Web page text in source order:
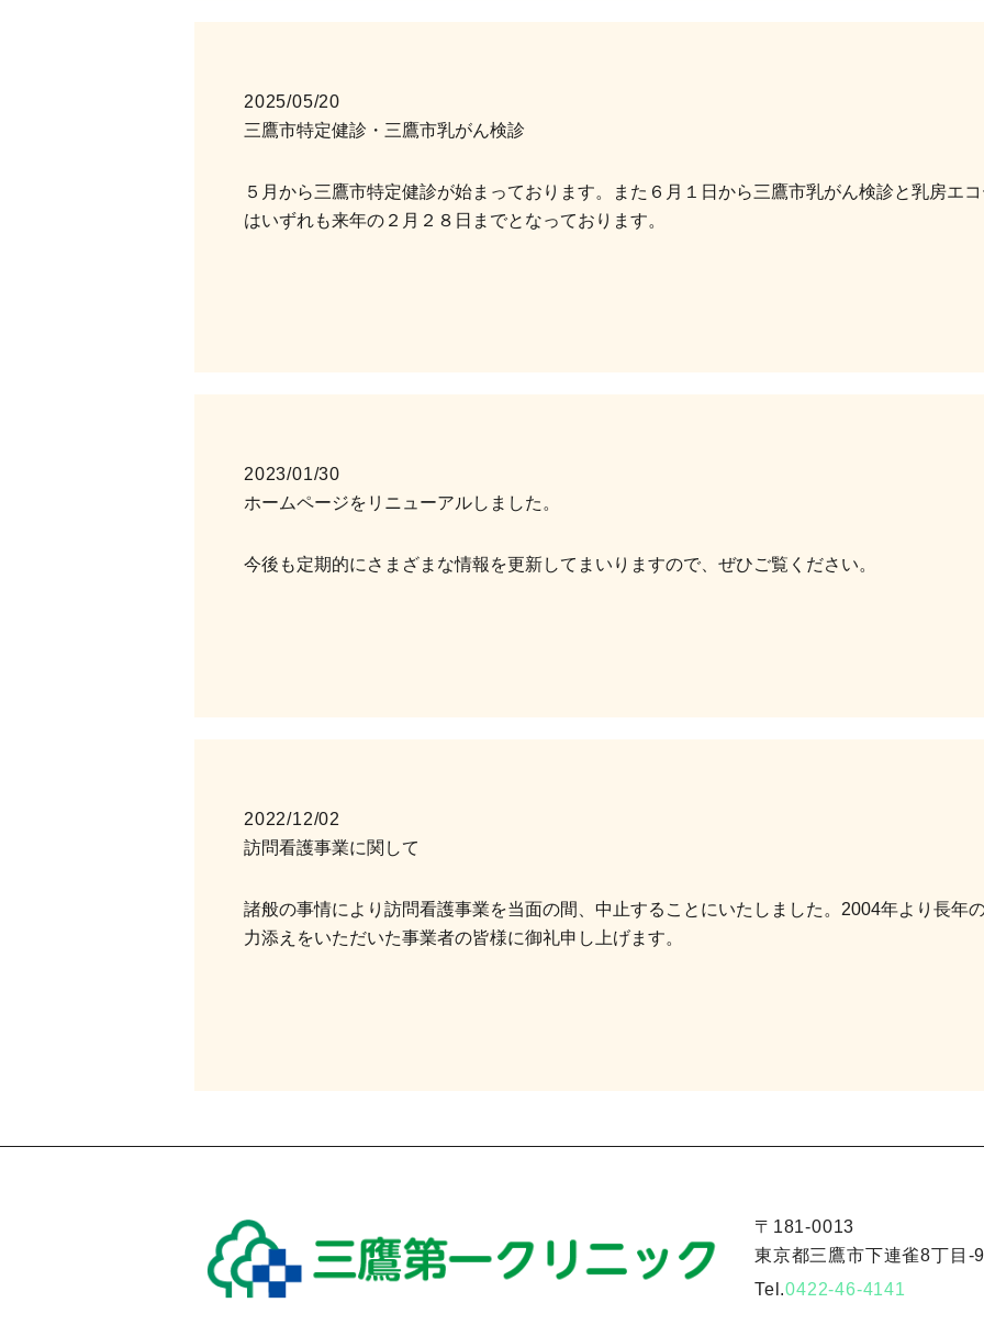
2025/05/20
三鷹市特定健診・三鷹市乳がん検診
５月から三鷹市特定健診が始まっております。また６月１日から三鷹市乳がん検診と乳房エ
はいずれも来年の２月２８日までとなっております。
2023/01/30
ホームページをリニューアルしました。
今後も定期的にさまざまな情報を更新してまいりますので、ぜひご覧ください。
2022/12/02
訪問看護事業に関して
諸般の事情により訪問看護事業を当面の間、中止することにいたしました。2004年より長年
力添えをいただいた事業者の皆様に御礼申し上げます。
〒181-0013
東京都三鷹市下連雀8丁目-
Tel.0422-46-4141